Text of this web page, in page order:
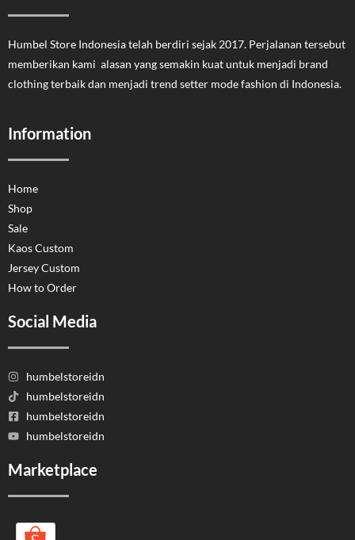
Humbel Store Indonesia telah berdiri sejak 2017. Perjalanan tersebut
memberikan kami alasan yang semakin kuat untuk menjadi brand
clothing terbaik dan menjadi trend setter mode fashion di Indonesia.
Information
Home
Shop
Sale
Kaos Custom
Jersey Custom
How to Order
Social Media
humbelstoreidn
humbelstoreidn
humbelstoreidn
humbelstoreidn
Marketplace